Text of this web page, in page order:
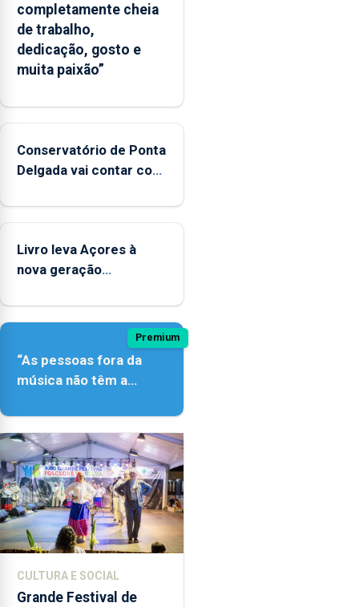
completamente cheia
de trabalho,
dedicação, gosto e
muita paixão”
Conservatório de Ponta
Delgada vai contar com
Livro leva Açores à
nova geração
Premium
“As pessoas fora da
música não têm a
produzir uma música”
CULTURA E SOCIAL
Grande Festival de